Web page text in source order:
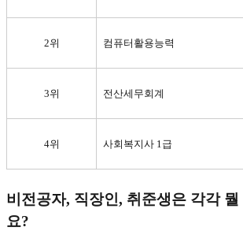
2위 컴퓨터활용능력
3위 전산세무회계
4위 사회복지사 1급
비전공자, 직장인, 취준생은 각각
요?